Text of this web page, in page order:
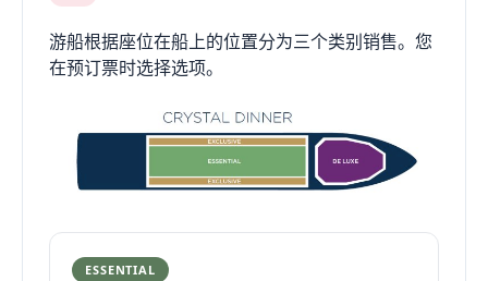
游船根据座位在船上的位置分为三个类别销售。您
在预订票时选择选项。
ESSENTIAL